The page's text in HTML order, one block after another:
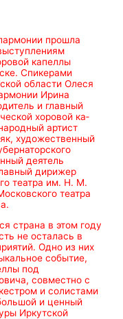
прошла
ка­пеллы
Спикерами
области Олеся
Ирина
и главный
хоровой ка­
артист
художественный
деятель
дирижер
театра им. Н. М.
театра
страна в этом году
не осталась в
Одно из них
событие,
под
совместно с
и солистами
и ценный
Иркутской